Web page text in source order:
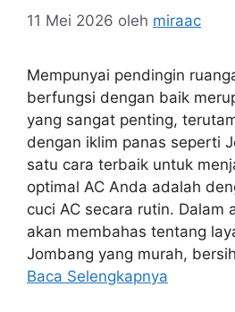
11 Mei 2026 oleh miraac
Mempunyai pendingin
berfungsi dengan baik
yang sangat penting,
dengan iklim panas seperti
satu cara terbaik untuk
optimal AC Anda adalah
cuci AC secara rutin. Dalam
akan membahas tentang
Jombang yang murah,
Baca Selengkapnya